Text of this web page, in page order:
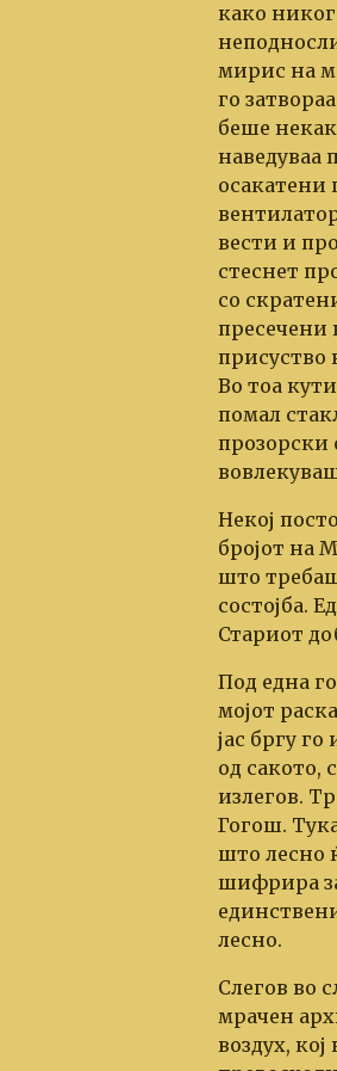
како
мирис на
го
беше
наведуваа
осакатени
вести и
стеснет
со
пресечени
присуство
Во тоа
помал
прозорски
Некој
бројот на
што
состојба.
Стариот
Под една
мојот
јас бргу
од сакото,
излегов.
Гогош.
што лесно
шифрира
лесно.
Слегов во
мрачен
воздух,